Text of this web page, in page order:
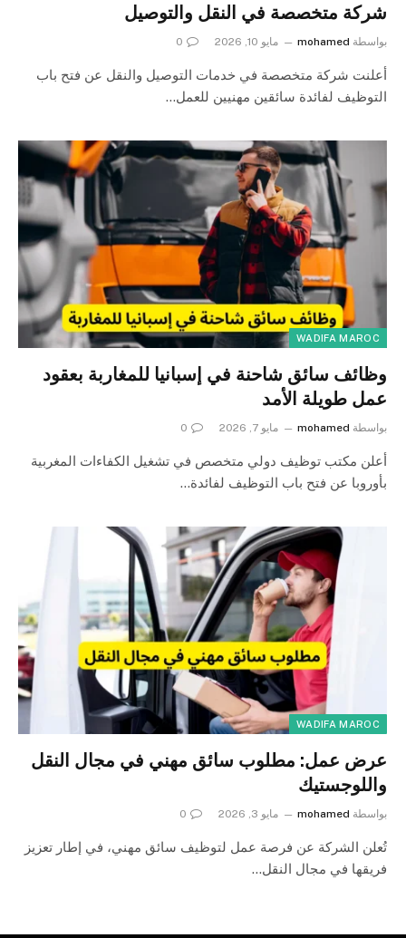
شركة متخصصة في النقل والتوصيل
بواسطة mohamed مايو 10, 2026 0
أعلنت شركة متخصصة في خدمات التوصيل والنقل عن فتح باب
التوظيف لفائدة سائقين مهنيين للعمل…
WADIFA MAROC
وظائف سائق شاحنة في إسبانيا للمغاربة بعقود
عمل طويلة الأمد
بواسطة mohamed مايو 7, 2026 0
أعلن مكتب توظيف دولي متخصص في تشغيل الكفاءات المغربية
بأوروبا عن فتح باب التوظيف لفائدة…
WADIFA MAROC
عرض عمل: مطلوب سائق مهني في مجال النقل
واللوجستيك
بواسطة mohamed مايو 3, 2026 0
تُعلن الشركة عن فرصة عمل لتوظيف سائق مهني، في إطار تعزيز
فريقها في مجال النقل…